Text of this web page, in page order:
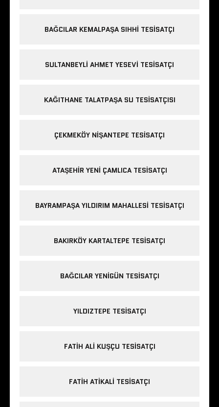
BAĞCILAR KEMALPAŞA SIHHI TESISATÇI
SULTANBEYLI AHMET YESEVI TESISATÇI
KAĞITHANE TALATPAŞA SU TESISATÇISI
ÇEKMEKÖY NIŞANTEPE TESISATÇI
ATAŞEHIR YENI ÇAMLICA TESISATÇI
BAYRAMPAŞA YILDIRIM MAHALLESI TESISATÇI
BAKIRKÖY KARTALTEPE TESISATÇI
BAĞCILAR YENIGÜN TESISATÇI
YILDIZTEPE TESISATÇI
FATIH ALI KUŞÇU TESISATÇI
FATIH ATIKALI TESISATÇI